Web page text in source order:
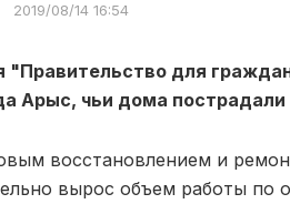
2019/08/14 16:54
"Правительство для
Арыс, чьи дома
восстановлением и
вырос объем работы по